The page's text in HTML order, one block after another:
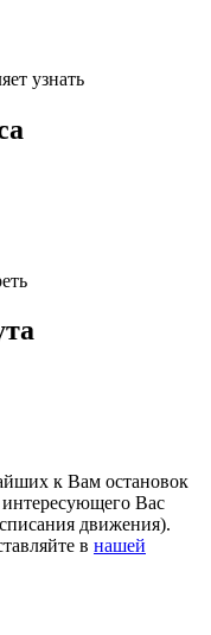
узнать
к Вам остановок
Вас
движения).
в нашей